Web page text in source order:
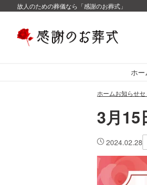
故人のための葬儀なら「感謝のお葬式」
ホー
ホームお知らせセ
3月15
2024.02.28